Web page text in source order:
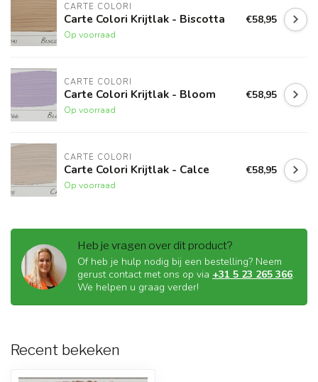
CARTE COLORI
Carte Colori Krijtlak - Biscotta
Op voorraad
€58,95
CARTE COLORI
Carte Colori Krijtlak - Bloom
Op voorraad
€58,95
CARTE COLORI
Carte Colori Krijtlak - Calce
Op voorraad
€58,95
Heb je vragen over dit product?
Of heb je hulp nodig bij een bestelling? Neem
gerust contact met ons op via +31 5 23 265 366.
We helpen u graag verder!
Recent bekeken